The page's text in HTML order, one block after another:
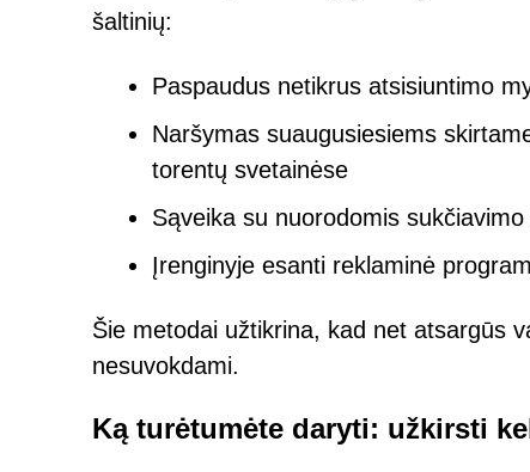
šaltinių:
Paspaudus netikrus atsisiuntimo
Naršymas suaugusiesiems
torentų svetainėse
Sąveika su nuorodomis
Įrenginyje esanti reklaminė
Šie metodai užtikrina, kad net atsargūs
nesuvokdami.
Ką turėtumėte daryti: užkirsti